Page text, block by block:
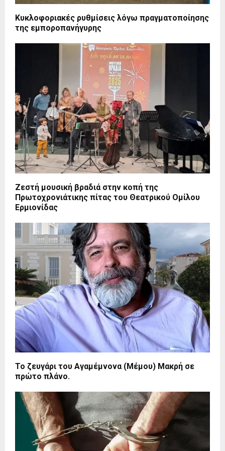
Κυκλοφοριακές ρυθμίσεις λόγω πραγματοποίησης
της εμποροπανήγυρης
Zεστή μουσική βραδιά στην κοπή της
Πρωτοχρονιάτικης πίτας του Θεατρικού Ομίλου
Ερμιονίδας
Το ζευγάρι του Αγαμέμνονα (Μέμου) Μακρή σε
πρώτο πλάνο.